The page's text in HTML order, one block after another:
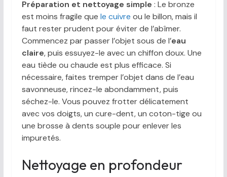
Préparation et nettoyage simple : Le bronze
est moins fragile que le cuivre ou le billon, mais il
faut rester prudent pour éviter de l’abîmer.
Commencez par passer l’objet sous de l’eau
claire, puis essuyez-le avec un chiffon doux. Une
eau tiède ou chaude est plus efficace. Si
nécessaire, faites tremper l’objet dans de l’eau
savonneuse, rincez-le abondamment, puis
séchez-le. Vous pouvez frotter délicatement
avec vos doigts, un cure-dent, un coton-tige ou
une brosse à dents souple pour enlever les
impuretés.
Nettoyage en profondeur